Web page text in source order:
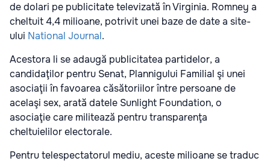
de dolari pe publicitate televizată în Virginia. Romney a
cheltuit 4,4 milioane, potrivit unei baze de date a site-
ului National Journal.
Acestora li se adaugă publicitatea partidelor, a
candidaţilor pentru Senat, Plannigului Familial şi unei
asociaţii în favoarea căsătoriilor între persoane de
acelaşi sex, arată datele Sunlight Foundation, o
asociaţie care militează pentru transparenţa
cheltuielilor electorale.
Pentru telespectatorul mediu, aceste milioane se traduc